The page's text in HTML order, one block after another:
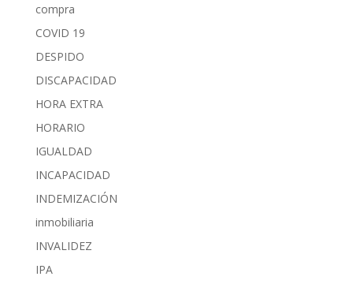
compra
COVID 19
DESPIDO
DISCAPACIDAD
HORA EXTRA
HORARIO
IGUALDAD
INCAPACIDAD
INDEMIZACIÓN
inmobiliaria
INVALIDEZ
IPA